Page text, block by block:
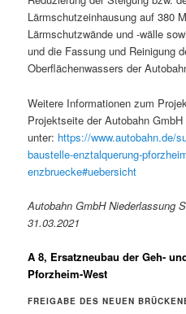
Lärmschutzeinhausung auf 380
Lärmschutzwände und -wälle
und die Fassung und Reinigung
Oberflächenwassers der
Weitere Informationen zum
Projektseite der Autobahn
unter: https://www.autobahn.de/
baustelle-enztalquerung-
enzbruecke#uebersicht
Autobahn GmbH Niederlassung
31.03.2021
A 8, Ersatzneubau der Geh-
Pforzheim-West
FREIGABE DES NEUEN